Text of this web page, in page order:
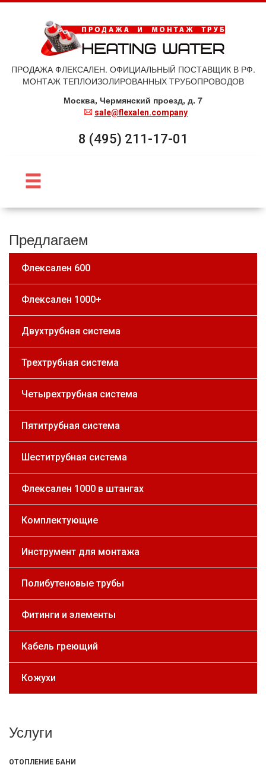
ПРОДАЖА ФЛЕКСАЛЕН. ОФИЦИАЛЬНЫЙ ПОСТАВЩИК В РФ.
МОНТАЖ ТЕПЛОИЗОЛИРОВАННЫХ ТРУБОПРОВОДОВ
Москва, Чермянский проезд, д. 7
sale@flexalen.company
8 (495) 211-17-01
Предлагаем
Флексален 600
Флексален 1000+
Двухтрубная система
Трехтрубная система
Четырехтрубная система
Пятитрубная система
Шеститрубная система
Флексален 1000 в штангах
Комплектующие
Инструмент для монтажа
Полибутеновые трубы
Фитинги и элементы
Кабель греющий
Кожухи
Услуги
ОТОПЛЕНИЕ БАНИ